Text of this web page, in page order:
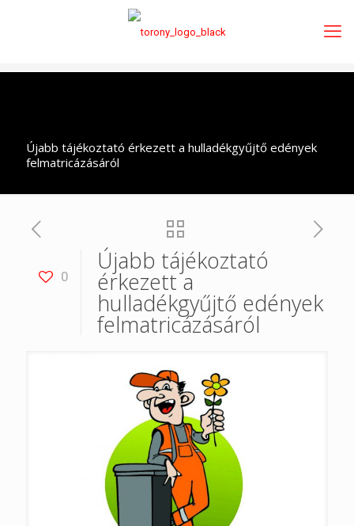
Újabb tájékoztató érkezett a hulladékgyűjtő edények
felmatricázásáról
0
Újabb tájékoztató
érkezett a
hulladékgyűjtő edények
felmatricázásáról